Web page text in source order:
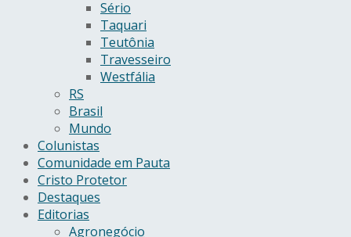
Sério
Taquari
Teutônia
Travesseiro
Westfália
RS
Brasil
Mundo
Colunistas
Comunidade em Pauta
Cristo Protetor
Destaques
Editorias
Agronegócio